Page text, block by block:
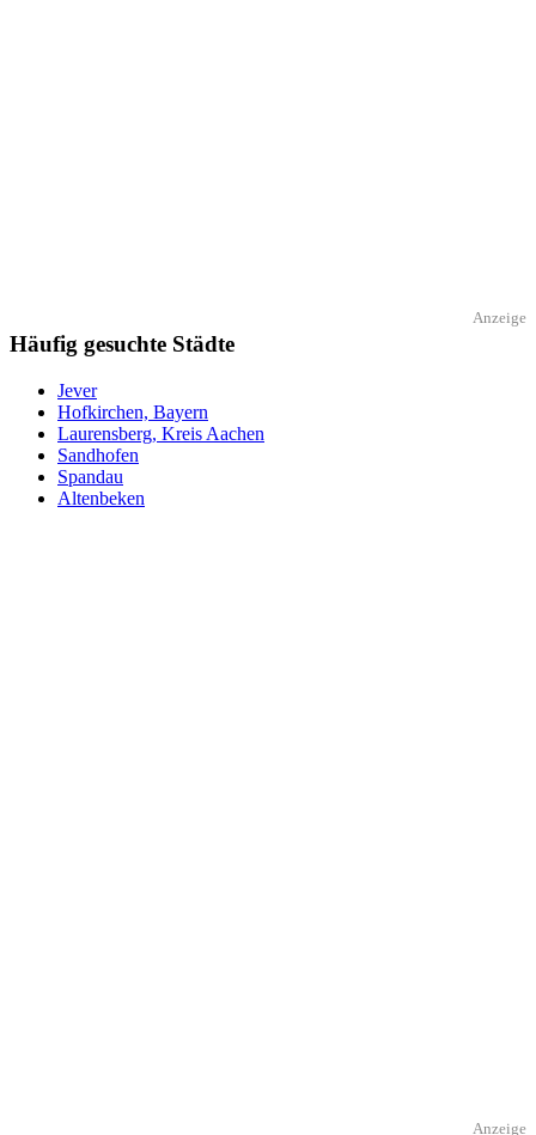
Anzeige
Häufig gesuchte Städte
Jever
Hofkirchen, Bayern
Laurensberg, Kreis Aachen
Sandhofen
Spandau
Altenbeken
Anzeige